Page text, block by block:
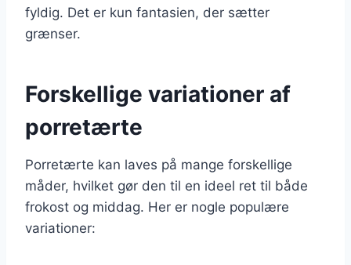
fyldig. Det er kun fantasien, der sætter
grænser.
Forskellige variationer af
porretærte
Porretærte kan laves på mange forskellige
måder, hvilket gør den til en ideel ret til både
frokost og middag. Her er nogle populære
variationer: